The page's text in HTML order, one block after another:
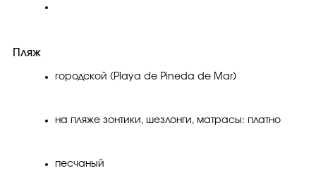
Пляж
городской (Playa de Pineda de Mar)
на пляже зонтики, шезлонги, матрасы: платно
песчаный